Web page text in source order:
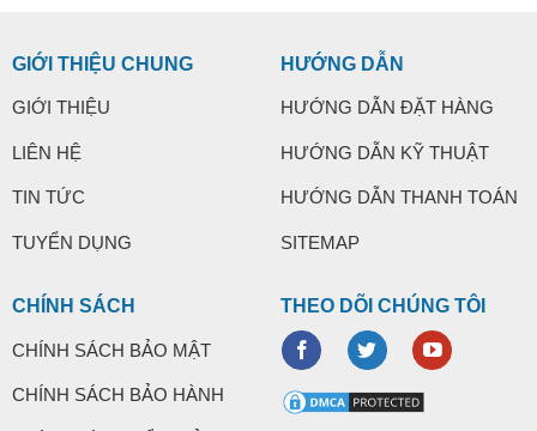
GIỚI THIỆU CHUNG
GIỚI THIỆU
LIÊN HỆ
TIN TỨC
TUYỂN DỤNG
HƯỚNG DẪN
HƯỚNG DẪN ĐẶT HÀNG
HƯỚNG DẪN KỸ THUẬT
HƯỚNG DẪN THANH TOÁN
SITEMAP
CHÍNH SÁCH
CHÍNH SÁCH BẢO MẬT
CHÍNH SÁCH BẢO HÀNH
THEO DÕI CHÚNG TÔI